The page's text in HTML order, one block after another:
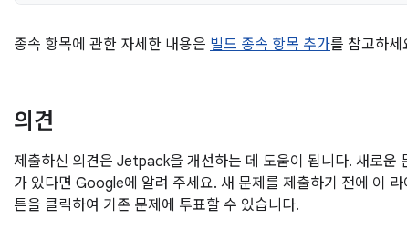
종속 항목에 관한 자세한 내용은 빌드 종속 항목 추가를 참고하세
의견
제출하신 의견은 Jetpack을 개선하는 데 도움이 됩니다. 새로운
가 있다면 Google에 알려 주세요. 새 문제를 제출하기 전에 이 라
튼을 클릭하여 기존 문제에 투표할 수 있습니다.